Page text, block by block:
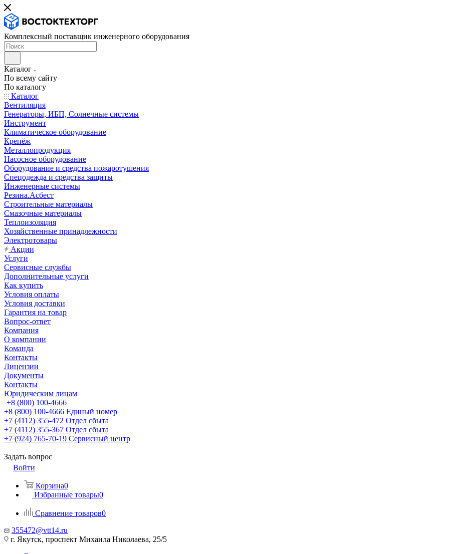
Комплексный поставщик инженерного оборудования
Каталог
По всему сайту
По каталогу
Каталог
Вентиляция
Генераторы, ИБП, Солнечные системы
Инструмент
Климатическое оборудование
Крепёж
Металлопродукция
Насосное оборудование
Оборудование и средства пожаротушения
Спецодежда и средства защиты
Инженерные системы
Резина.Асбест
Строительные материалы
Смазочные материалы
Теплоизоляция
Хозяйственные принадлежности
Электротовары
Акции
Услуги
Сервисные службы
Дополнительные услуги
Как купить
Условия оплаты
Условия доставки
Гарантия на товар
Вопрос-ответ
Компания
О компании
Команда
Контакты
Лицензии
Документы
Контакты
Юридическим лицам
+8 (800) 100-4666
+8 (800) 100-4666 Единый номер
+7 (4112) 355-472 Отдел сбыта
+7 (4112) 355-367 Отдел сбыта
+7 (924) 765-70-19 Сервисный центр
Задать вопрос
Войти
Корзина0
Избранные товары0
Сравнение товаров0
355472@vtt14.ru
г. Якутск, проспект Михаила Николаева, 25/5